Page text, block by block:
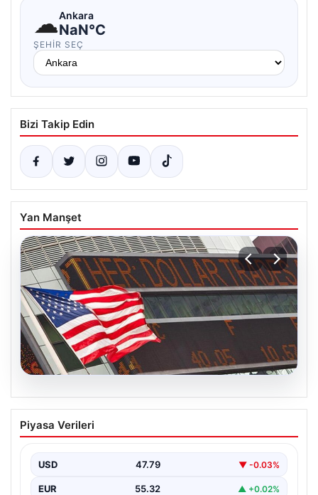
☁Ankara
NaN°C
ŞEHIR SEÇ
Bizi Takip Edin
Yan Manşet
08.08.2026
FED Faiz Kararı Ne Zaman Açıklanacak?
Nisan Ayı Beklentileri ve Piyasa Yönleri
alacağı faiz kararları, finans piyasalarının yönünü
belirlemede kritik…
Piyasa Verileri
USD 47.79 ▼ -0.03%
EUR 55.32 ▲ +0.02%